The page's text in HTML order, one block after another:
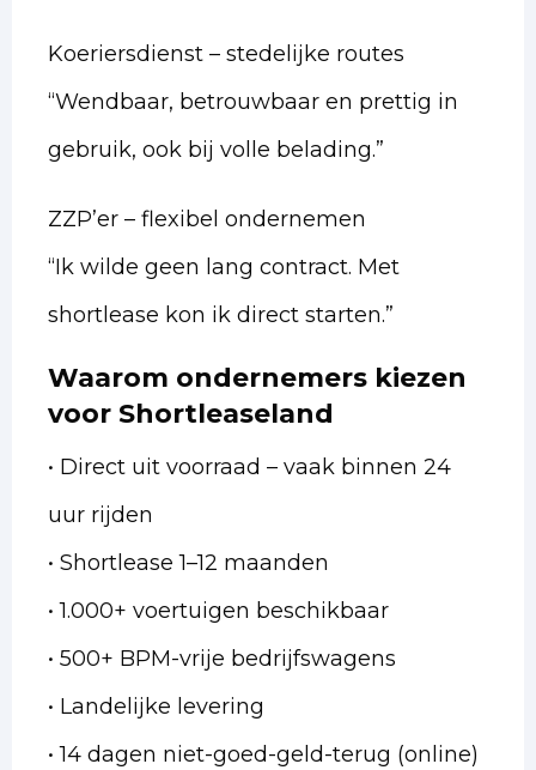
Koeriersdienst – stedelijke routes
“Wendbaar, betrouwbaar en prettig in
gebruik, ook bij volle belading.”
ZZP’er – flexibel ondernemen
“Ik wilde geen lang contract. Met
shortlease kon ik direct starten.”
Waarom ondernemers kiezen
voor Shortleaseland
• Direct uit voorraad – vaak binnen 24
uur rijden
• Shortlease 1–12 maanden
• 1.000+ voertuigen beschikbaar
• 500+ BPM-vrije bedrijfswagens
• Landelijke levering
• 14 dagen niet-goed-geld-terug (online)